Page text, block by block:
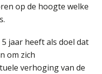
op de hoogte welke
jaar heeft als doel dat
om zich
verhoging van de
met hun
— maar hoe zit het met
je financiële talenten in
arbeidsmarkt?
Online Excel training voor de salarisadministrateur (basis)
Cursus Inkomstenbelasting voor de salarisadministrateur